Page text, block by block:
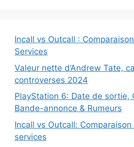
Incall vs Outcall :
Services
Valeur nette d’Andrew Tate,
controverses 2024
PlayStation 6: Date de sortie,
Bande-annonce & Rumeurs
Incall vs Outcall:
services